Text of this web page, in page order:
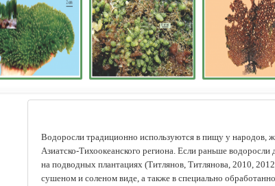
Водоросли традиционно используются в пищу у народов,
Азиатско-Тихоокеанского региона. Если раньше
на подводных плантациях (Tитлянов, Титлянова, 2010,
сушеном и соленом виде, а также в специально